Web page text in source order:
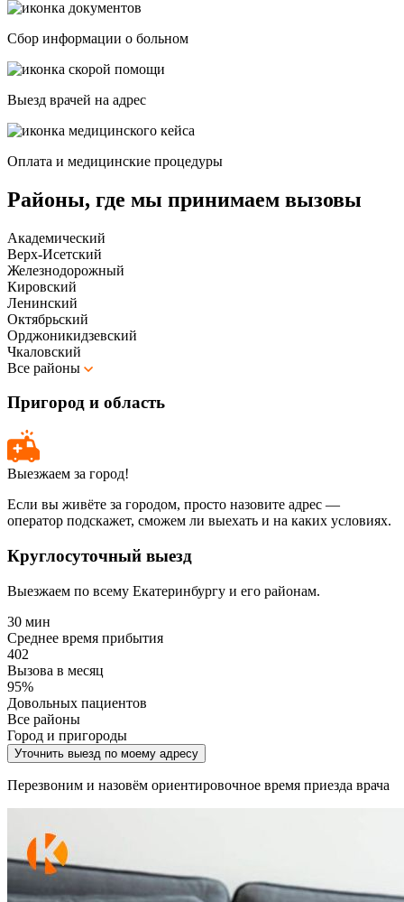
Сбор информации о больном
Выезд врачей на адрес
Оплата и медицинские процедуры
Районы, где мы принимаем вызовы
Академический
Верх-Исетский
Железнодорожный
Кировский
Ленинский
Октябрьский
Орджоникидзевский
Чкаловский
Все районы
Пригород и область
Выезжаем за город!
Если вы живёте за городом, просто назовите адрес —
оператор подскажет, сможем ли выехать и на каких условиях.
Круглосуточный выезд
Выезжаем по всему Екатеринбургу и его районам.
30 мин
Среднее время прибытия
402
Вызова в месяц
95%
Довольных пациентов
Все районы
Город и пригороды
Уточнить выезд по моему адресу
Перезвоним и назовём ориентировочное время приезда врача